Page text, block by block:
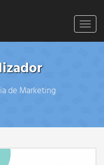
de Marketing